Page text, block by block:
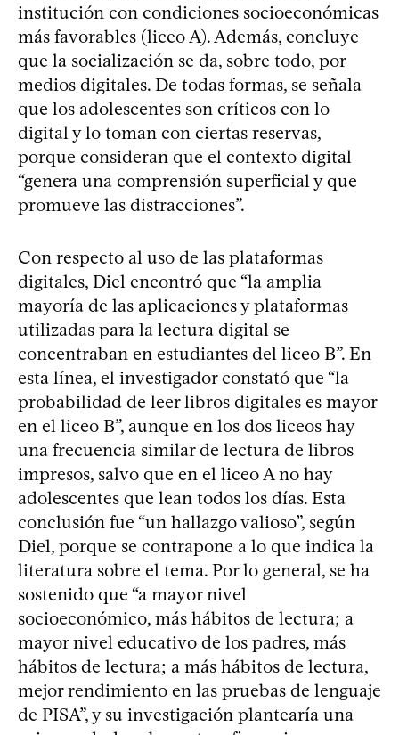
institución con condiciones socioeconómicas
más favorables (liceo A). Además, concluye
que la socialización se da, sobre todo, por
medios digitales. De todas formas, se señala
que los adolescentes son críticos con lo
digital y lo toman con ciertas reservas,
porque consideran que el contexto digital
“genera una comprensión superficial y que
promueve las distracciones”.
Con respecto al uso de las plataformas
digitales, Diel encontró que “la amplia
mayoría de las aplicaciones y plataformas
utilizadas para la lectura digital se
concentraban en estudiantes del liceo B”. En
esta línea, el investigador constató que “la
probabilidad de leer libros digitales es mayor
en el liceo B”, aunque en los dos liceos hay
una frecuencia similar de lectura de libros
impresos, salvo que en el liceo A no hay
adolescentes que lean todos los días. Esta
conclusión fue “un hallazgo valioso”, según
Diel, porque se contrapone a lo que indica la
literatura sobre el tema. Por lo general, se ha
sostenido que “a mayor nivel
socioeconómico, más hábitos de lectura; a
mayor nivel educativo de los padres, más
hábitos de lectura; a más hábitos de lectura,
mejor rendimiento en las pruebas de lenguaje
de PISA”, y su investigación plantearía una